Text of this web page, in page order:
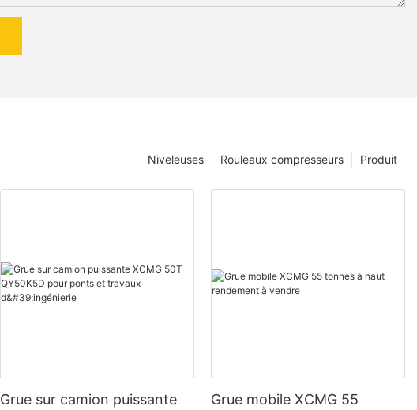
Produit
Rouleaux compresseurs
Niveleuses
Grue sur camion puissante
Grue mobile XCMG 55